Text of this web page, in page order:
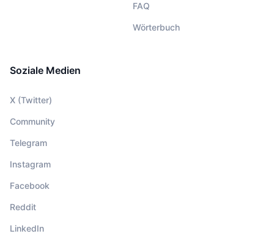
FAQ
Wörterbuch
Soziale Medien
X (Twitter)
Community
Telegram
Instagram
Facebook
Reddit
LinkedIn